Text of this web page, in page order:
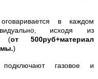
в каждом
исходя из
(от 500руб+материал
)
газовое и